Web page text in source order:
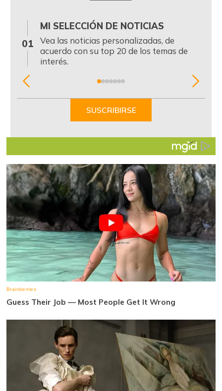
01
MI SELECCIÓN DE NOTICIAS
Vea las noticias personalizadas, de
acuerdo con su top 20 de los temas de
interés.
Item
SUSCRIBIRSE